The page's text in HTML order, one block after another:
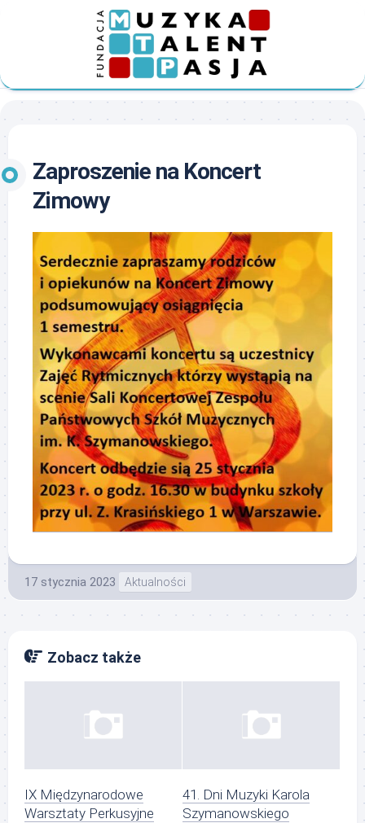
Zaproszenie na Koncert
Zimowy
17 stycznia 2023 Aktualności
Zobacz także
IX Międzynarodowe
Warsztaty Perkusyjne
41. Dni Muzyki Karola
Szymanowskiego